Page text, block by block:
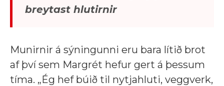
breytast hlutirnir
Munirnir á sýningunni eru bara lítið brot
af því sem Margrét hefur gert á þessum
tíma. „Ég hef búið til nytjahluti, veggverk,